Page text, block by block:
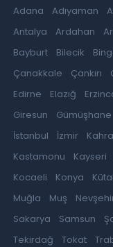
Adana Adıyaman
Antalya
Ardahan
Bayburt
Bilecik
Çanakkale
Çankırı
Edirne
Elazığ
Giresun
Gümüşhane
İstanbul
İzmir
Kastamonu
Kayseri
Kocaeli
Konya
Muğla
Muş
Sakarya
Samsun
Tekirdağ
Tokat